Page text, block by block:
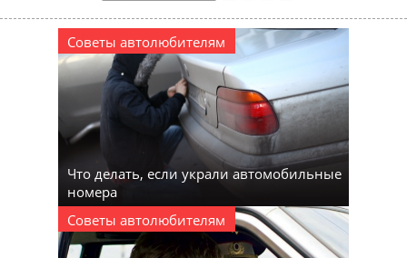
Советы автолюбителям
Что делать, если украли автомобильные
номера
Советы автолюбителям